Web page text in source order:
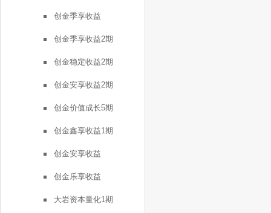
创金季享收益
创金季享收益2期
创金稳定收益2期
创金安享收益2期
创金价值成长5期
创金鑫享收益1期
创金安享收益
创金乐享收益
大岩资本量化1期